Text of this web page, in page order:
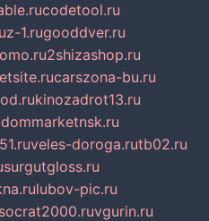
codetool.ru
1.rugooddver.ru
2shizashop.ru
carszona-bu.ru
kinozadrot13.ru
dommarketnsk.ru
veles-doroga.rutb02.ru
surgutgloss.ru
lubov-pic.ru
socrat2000.ruvgurin.ru